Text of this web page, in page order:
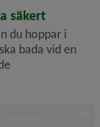
säkert
du hoppar i
bada vid en